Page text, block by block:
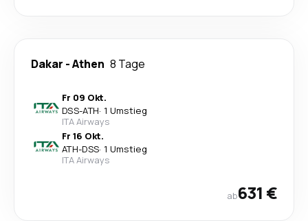
Dakar -Athen 8 Tage
Fr 09 Okt.
DSS-ATH· 1 Umstieg
ITA Airways
Fr 16 Okt.
ATH-DSS· 1 Umstieg
ITA Airways
ab631 €